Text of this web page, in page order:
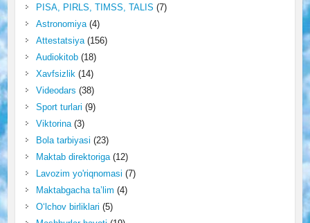
PISA, PIRLS, TIMSS, TALIS (7)
Astronomiya(4)
Attestatsiya(156)
Audiokitob(18)
Xavfsizlik(14)
Videodars (38)
Sport turlari (9)
Viktorina(3)
Bola tarbiyasi (23)
Maktab direktoriga(12)
Lavozim yo'riqnomasi (7)
Maktabgacha ta’lim (4)
O‘lchov birliklari (5)